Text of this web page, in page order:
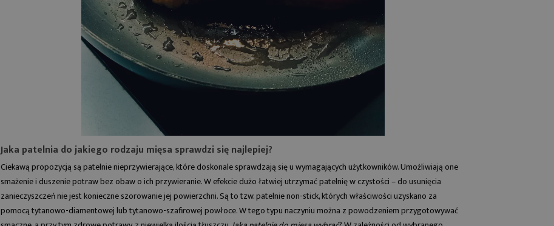
Jaka patelnia do jakiego rodzaju mięsa sprawdzi się najlepiej?
Ciekawą propozycją sąpatelnie nieprzywierające, które doskonale sprawdzają się u wymagających użytkowników. Umożliwiają one
smażenie i duszenie potraw bez obaw o ich przywieranie. W efekcie dużo łatwiej utrzymać patelnię w czystości – do usunięcia
zanieczyszczeń nie jest konieczne szorowanie jej powierzchni. Są to tzw. patelnie non-stick, których właściwości uzyskano za
pomocą tytanowo-diamentowej lub tytanowo-szafirowej powłoce. W tego typu naczyniu można z powodzeniem przygotowywać